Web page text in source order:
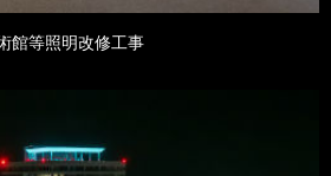
館等照明改修工事